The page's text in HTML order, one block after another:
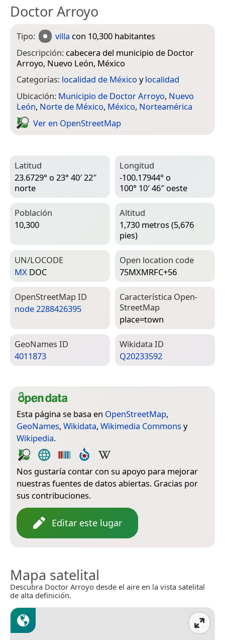
Doctor Arroyo
Tipo: villa con 10,300 habitantes
Descripción: cabecera del municipio de Doctor
Arroyo, Nuevo León, México
Categorías: localidad de México ylocalidad
Ubicación: Municipio de Doctor Arroyo, Nuevo
León, Norte de México, México, Norteamérica
Ver en Open­Street­Map
Latitud
23.6729° o 23° 40′ 22″
norte
Longitud
-100.17944° o
100° 10′ 46″ oeste
Población
10,300
Altitud
1,730 metros (5,676
pies)
UN/LOCODE
MX DOC
Open location code
75MXMRFC+56
Open­Street­Map ID
node 2288426395
Característica Open­
Street­Map
place=­town
Geo­Names ID
4011873
Wiki­data ID
Q20233592
Esta página se basa en OpenStreetMap,
GeoNames, Wikidata, Wikimedia Commons y
Wikipedia.
Nos gustaría contar con su apoyo para mejorar
nuestras fuentes de datos abiertas. Gracias por
sus contribuciones.
Editar este lugar
Mapa satelital
Descubra Doctor Arroyo desde el aire en la vista satelital
de alta definición.